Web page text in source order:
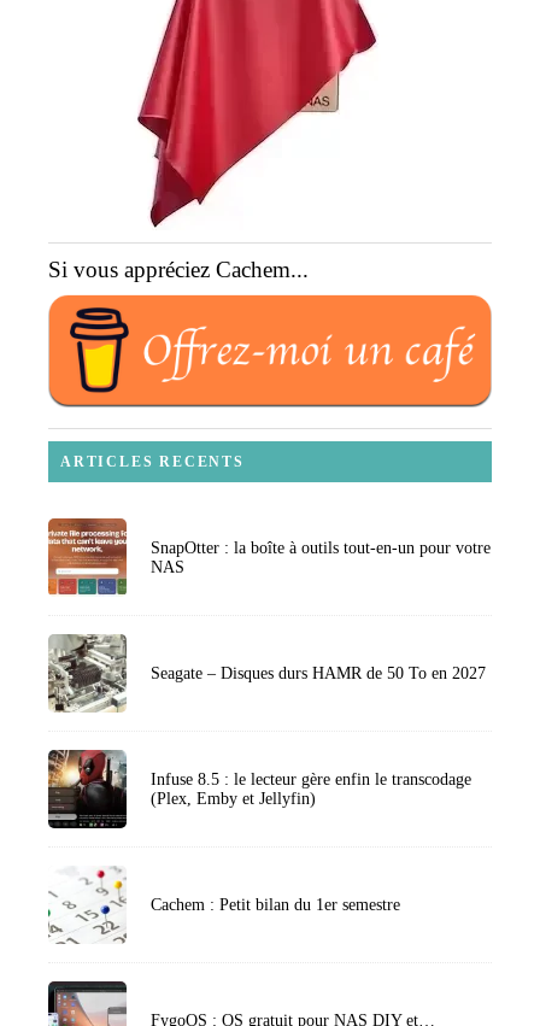
Si vous appréciez Cachem...
ARTICLES RECENTS
SnapOtter : la boîte à outils tout-en-un pour votre
NAS
Seagate – Disques durs HAMR de 50 To en 2027
Infuse 8.5 : le lecteur gère enfin le transcodage
(Plex, Emby et Jellyfin)
Cachem : Petit bilan du 1er semestre
FygoOS : OS gratuit pour NAS DIY et…